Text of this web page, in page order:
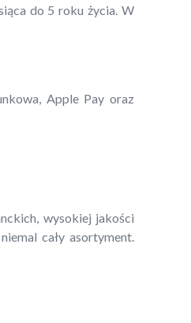
do 5 roku życia. W
Apple Pay oraz
wysokiej jakości
cały asortyment.